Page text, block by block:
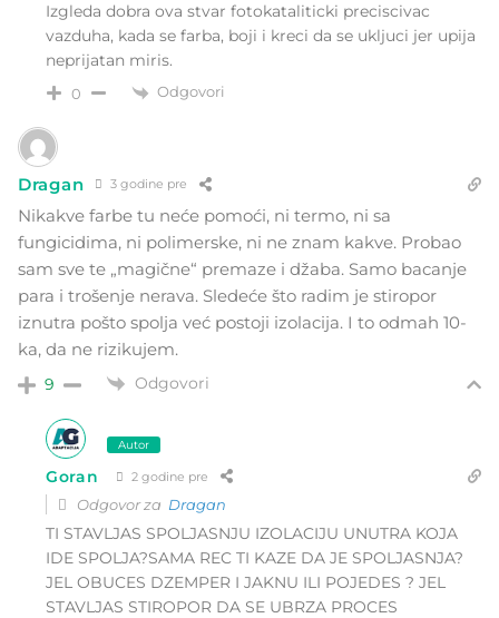
Izgleda dobra ova stvar fotokataliticki preciscivac
vazduha, kada se farba, boji i kreci da se ukljuci jer upija
neprijatan miris.
0 Odgovori
Dragan 3 godine pre
Nikakve farbe tu neće pomoći, ni termo, ni sa
fungicidima, ni polimerske, ni ne znam kakve. Probao
sam sve te „magične“ premaze i džaba. Samo bacanje
para i trošenje nerava. Sledeće što radim je stiropor
iznutra pošto spolja već postoji izolacija. I to odmah 10-
ka, da ne rizikujem.
9 Odgovori
Autor
Goran 2 godine pre
Odgovor za Dragan
TI STAVLJAS SPOLJASNJU IZOLACIJU UNUTRA KOJA
IDE SPOLJA?SAMA REC TI KAZE DA JE SPOLJASNJA?
JEL OBUCES DZEMPER I JAKNU ILI POJEDES ? JEL
STAVLJAS STIROPOR DA SE UBRZA PROCES